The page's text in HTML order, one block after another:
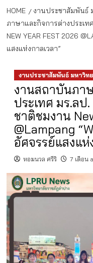
HOME งานประชาสัมพันธ์
ภาษาและกิจการต่างประเ
NEW YEAR FEST 2026
แสงแห่งกาลเวลา”
งานประชาสัมพันธ์ มหาวิท
งานสถาบันภา
ประเทศ มร.ล
ชาติชมงาน
@Lampang
อัศจรรย์แสงแห่
หอมนวล ศรีริ 7 เดือน